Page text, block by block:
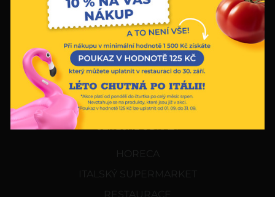
O NÁS
HOSPITALITY
KONTAKT
DOKUMENTY
B2B VYHRAZENÁ OBLAST